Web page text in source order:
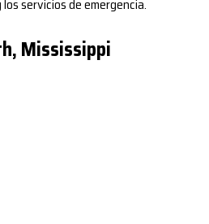
servicios de emergencia.
Mississippi